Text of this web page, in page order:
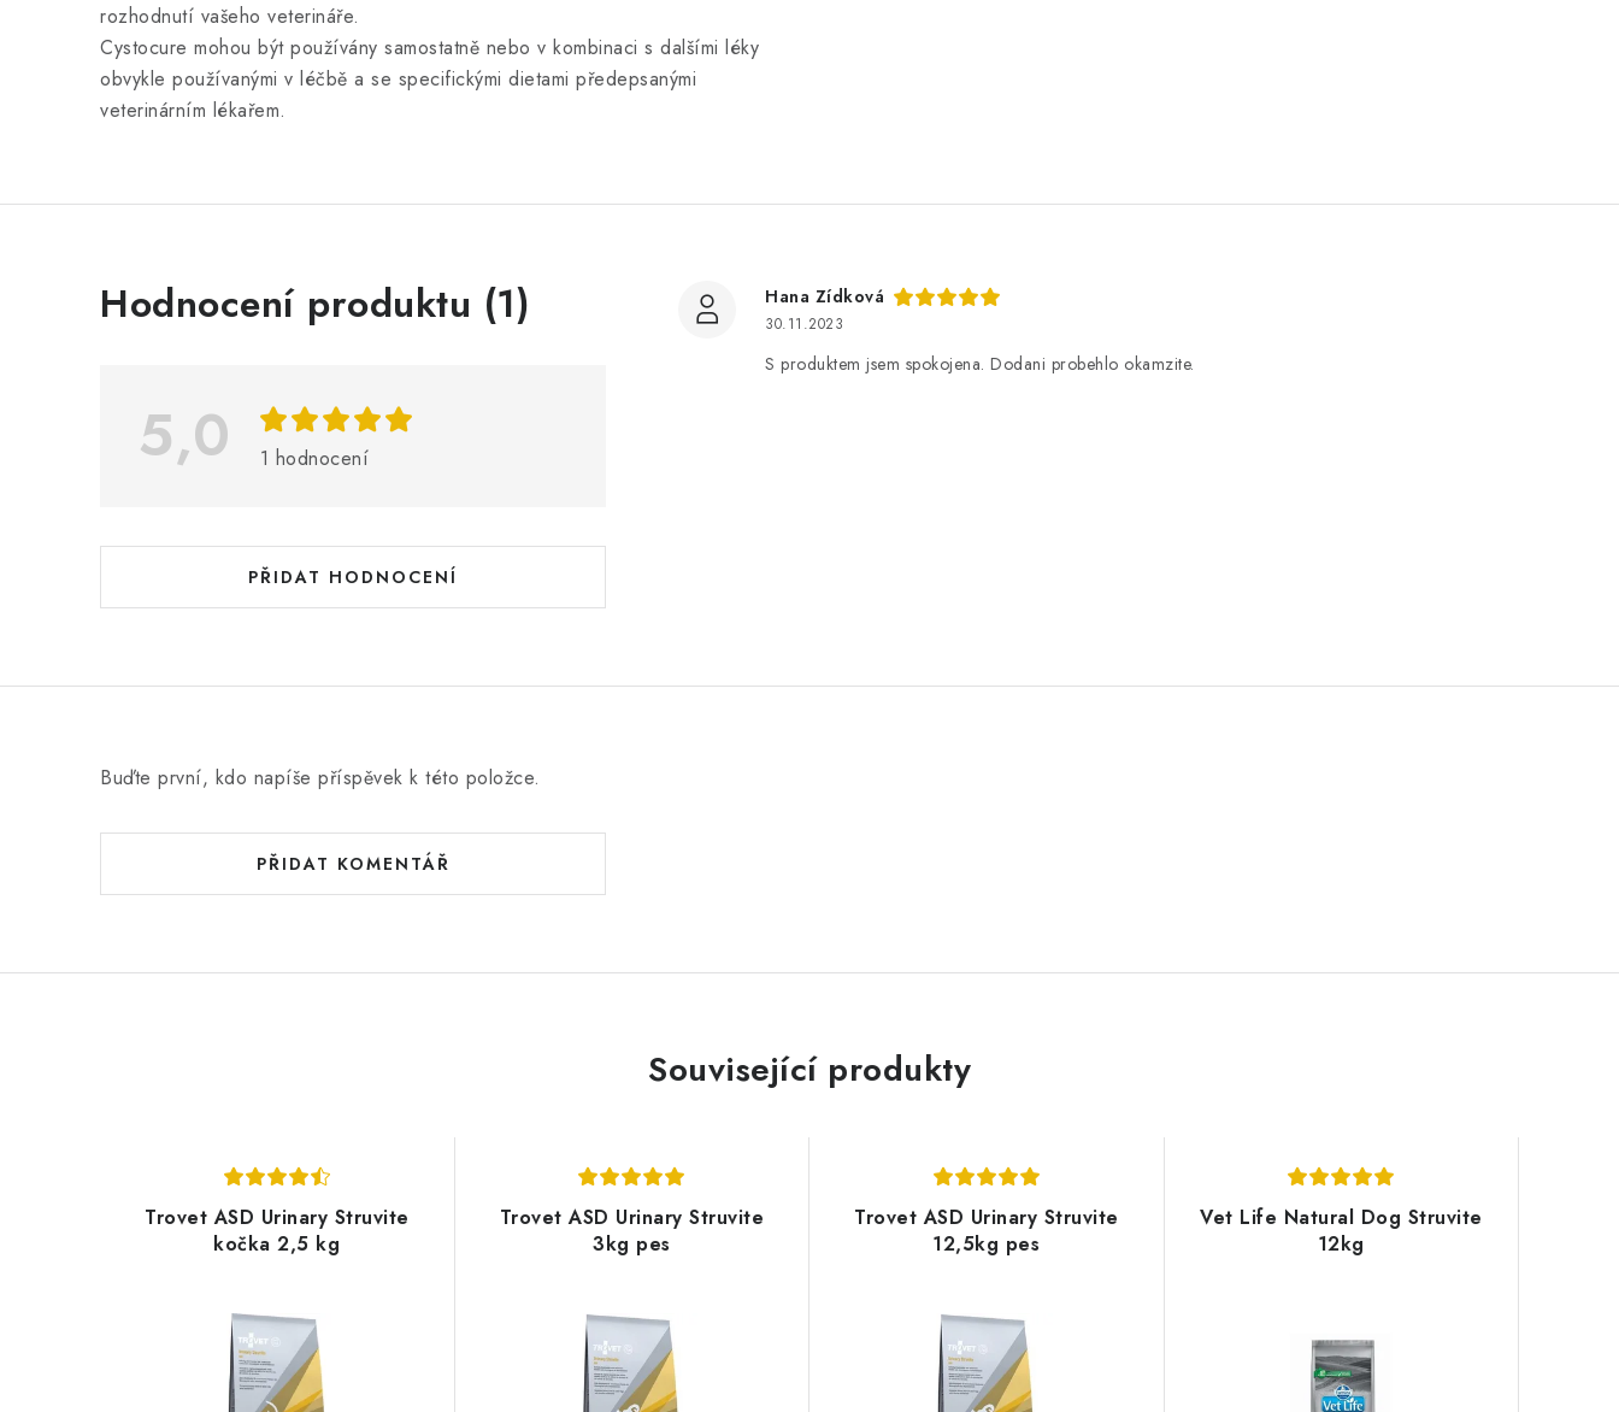
rozhodnutí vašeho veterináře.
Cystocure mohou být používány samostatně nebo v kombinaci s dalšími léky
obvykle používanými v léčbě a se specifickými dietami předepsanými
veterinárním lékařem.
Hodnocení produktu (1)
5,0 1 hodnocení
PŘIDAT HODNOCENÍ
V
o
n
c
n
Hana Zídková
30.11.2023
S produktem jsem spokojena. Dodani probehlo okamzite.
Buďte první, kdo napíše příspěvek k této položce.
PŘIDAT KOMENTÁŘ
Související produkty
Trovet ASD Urinary Struvite
kočka 2,5 kg
Trovet ASD Urinary Struvite
3kg pes
Trovet ASD Urinary Struvite
12,5kg pes
Vet Life Natural Dog Struvite
12kg